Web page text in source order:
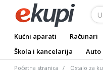
Kućni aparati Računari
Škola i kancelarija
Auto
Početna stranica Ostalo za